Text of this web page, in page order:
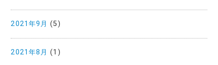
2021年9月 (5)
2021年8月 (1)